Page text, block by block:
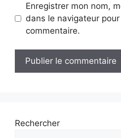
Enregistrer mon nom,
dans le navigateur
commentaire.
Rechercher